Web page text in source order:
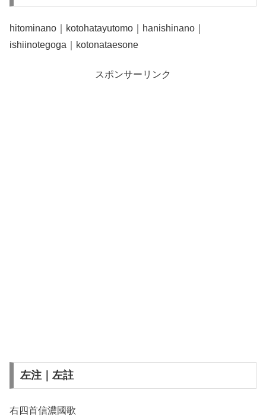
hitominano｜kotohatayutomo｜hanishinano｜
ishiinotegoga｜kotonataesone
スポンサーリンク
左注｜左註
右四首信濃國歌